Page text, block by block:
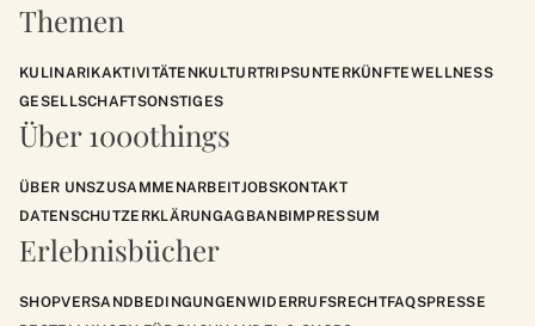
Themen
KULINARIKAKTIVITÄTENKULTURTRIPSUNTERKÜNFTEWELLNESS
GESELLSCHAFTSONSTIGES
Über 1000things
ÜBER UNSZUSAMMENARBEITJOBSKONTAKT
DATENSCHUTZERKLÄRUNGAGBANBIMPRESSUM
Erlebnisbücher
SHOPVERSANDBEDINGUNGENWIDERRUFSRECHTFAQSPRESSE